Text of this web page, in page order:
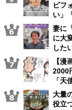
ビフ
い」
妻に
に大
した
【
2000
「天
大量
役立